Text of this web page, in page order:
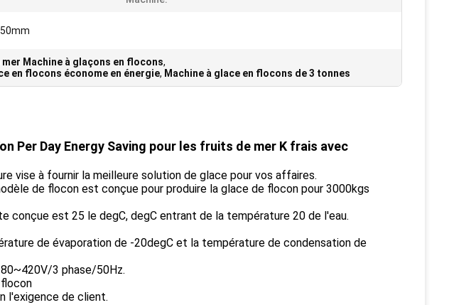
Machine à glaçons en flocons,
en flocons économe en énergie, Machine à glace en flocons de 3 tonnes
Per Day Energy Saving pour les fruits de mer K frais avec
vise à fournir la meilleure solution de glace pour vos affaires.
de flocon est conçue pour produire la glace de flocon pour 3000kgs
conçue est 25 le degC, degC entrant de la température 20 de l'eau.
de évaporation de -20degC et la température de condensation de
3 phase/50Hz.
l'exigence de client.